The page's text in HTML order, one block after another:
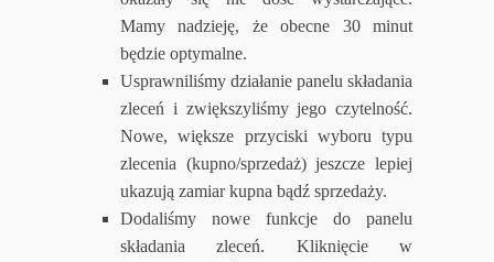
Mamy nadzieję, że obecne 30 minut
będzie optymalne.
Usprawniliśmy działanie panelu składania
zleceń i zwiększyliśmy jego czytelność.
Nowe, większe przyciski wyboru typu
zlecenia (kupno/sprzedaż) jeszcze lepiej
ukazują zamiar kupna bądź sprzedaży.
Dodaliśmy nowe funkcje do panelu
składania zleceń. Kliknięcie w